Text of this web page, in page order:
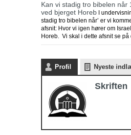
Kan vi stadig tro bibelen når
ved bjerget Horeb I
stadig tro bibelen når’ er vi
afsnit: Hvor vi igen hører om
Horeb. Vi skal i dette afsnit se
Profil Nyeste
Skriften